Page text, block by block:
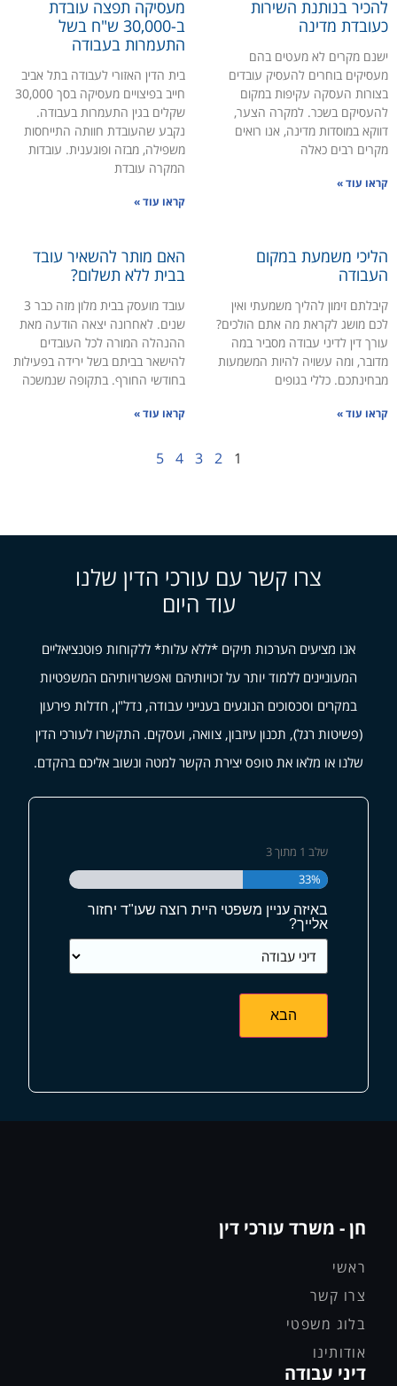
להכיר בנותנת השירות
כעובדת מדינה
ישנם מקרים לא מעטים בהם
מעסיקים בוחרים להעסיק עובדים
בצורות העסקה עקיפות במקום
להעסיקם בשכר. למקרה הצער,
דווקא במוסדות מדינה, אנו רואים
מקרים רבים כאלה
קראו עוד »
מעסיקה תפצה עובדת
ב-30,000 ש"ח בשל
התעמרות בעבודה
בית הדין האזורי לעבודה בתל אביב
חייב בפיצויים מעסיקה בסך 30,000
שקלים בגין התעמרות בעבודה.
נקבע שהעובדת חוותה התייחסות
משפילה, מבזה ופוגענית. עובדות
המקרה עובדת
קראו עוד »
הליכי משמעת במקום
העבודה
קיבלתם זימון להליך משמעתי ואין
לכם מושג לקראת מה אתם הולכים?
עורך דין לדיני עבודה מסביר במה
מדובר, ומה עשויה להיות המשמעות
מבחינתכם. כללי בגופים
קראו עוד »
האם מותר להשאיר עובד
בבית ללא תשלום?
עובד מועסק בבית מלון מזה כבר 3
שנים. לאחרונה יצאה הודעה מאת
ההנהלה המורה לכל העובדים
להישאר בביתם בשל ירידה בפעילות
בחודשי החורף. בתקופה שנמשכה
קראו עוד »
1
2
3
4
5
צרו קשר עם עורכי הדין שלנו
עוד היום
אנו מציעים הערכות תיקים *ללא עלות* ללקוחות פוטנציאליים
המעוניינים ללמוד יותר על זכויותיהם ואפשרויותיהם המשפטיות
במקרים וסכסוכים הנוגעים בענייני עבודה, נדל"ן, חדלות פירעון
(פשיטות רגל), תכנון עיזבון, צוואה, ועסקים. התקשרו לעורכי הדין
שלנו או מלאו את טופס יצירת הקשר למטה ונשוב אליכם בהקדם.
שלב 1 מתוך3
33%
באיזה עניין משפטי היית רוצה שעו"ד יחזור
אלייך?
חן - משרד עורכי דין
ראשי
צרו קשר
בלוג משפטי
אודותינו
דיני עבודה